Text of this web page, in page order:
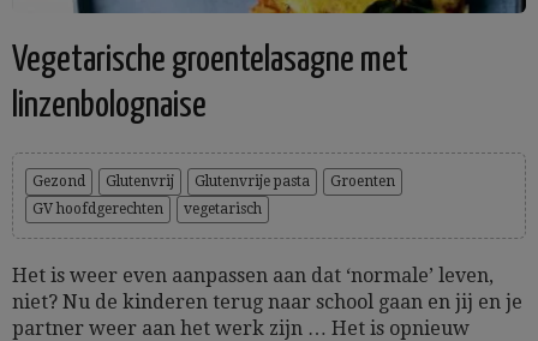
Vegetarische groentelasagne met
linzenbolognaise
Gezond Glutenvrij Glutenvrije pasta
Groenten
GV hoofdgerechten
vegetarisch
Het is weer even aanpassen aan dat ‘normale’ leven,
niet? Nu de kinderen terug naar school gaan en jij en je
partner weer aan het werk zijn … Het is opnieuw